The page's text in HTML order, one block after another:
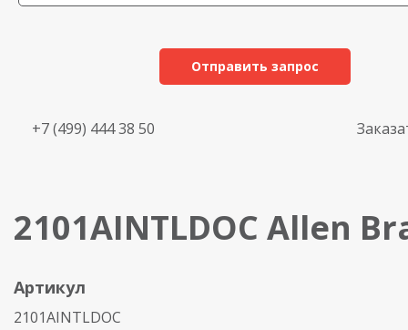
Отправить запрос
+7 (499) 444 38 50
2101AINTLDOC Allen
Артикул
2101AINTLDOC